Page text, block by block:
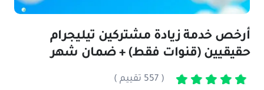
أرخص خدمة زيادة مشتركين تيليجرام
حقيقيين (قنوات فقط) + ضمان شهر
( 557 تقييم )